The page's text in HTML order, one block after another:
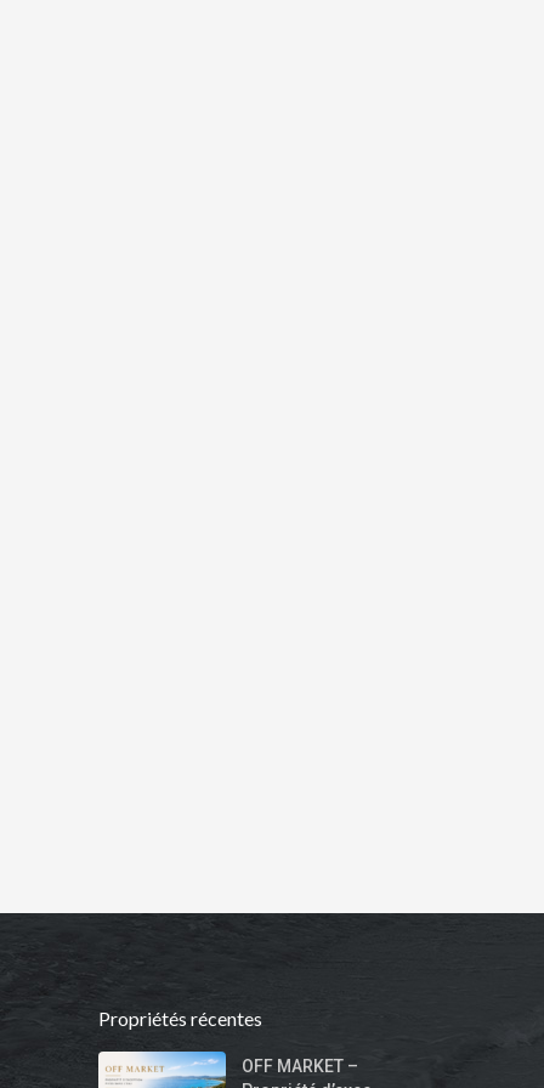
Propriétés récentes
OFF MARKET –